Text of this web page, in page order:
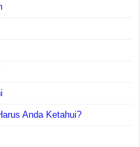
Anda Ketahui?